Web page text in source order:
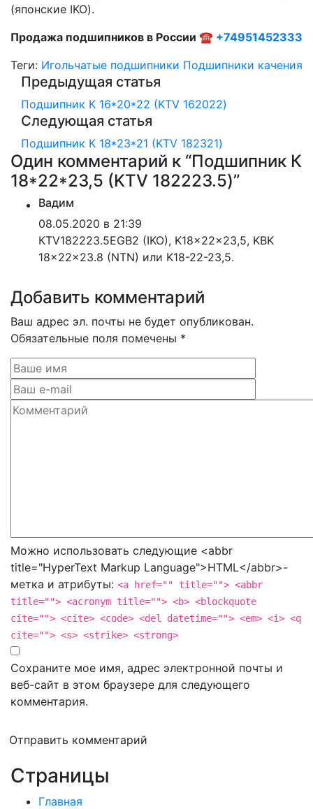
(японские IKO).
Продажа подшипников в России ☎ +74951452333
Теги: Игольчатые подшипники Подшипники качения
Предыдущая статья
Подшипник К 16*20*22 (KTV 162022)
Следующая статья
Подшипник К 18*23*21 (KTV 182321)
Один комментарий к “Подшипник К
18*22*23,5 (KTV 182223.5)”
Вадим
08.05.2020 в 21:39
КTV182223.5EGB2 (IKO), K18x22x23,5, KBK
18x22x23.8 (NTN) или K18-22-23,5.
Добавить комментарий
Ваш адрес эл. почты не будет опубликован.
Обязательные поля помечены *
Можно использовать следующие <abbr
title="HyperText Markup Language">HTML</abbr>-
метка и атрибуты: <a href="" title=""> <abbr
title=""> <acronym title=""> <b> <blockquote
cite=""> <cite> <code> <del datetime=""> <em> <i> <q
cite=""> <s> <strike> <strong>
Сохраните мое имя, адрес электронной почты и
веб-сайт в этом браузере для следующего
комментария.
Отправить комментарий
Страницы
Главная